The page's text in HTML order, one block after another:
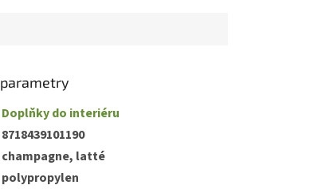
Doplňky do interiéru
8718439101190
champagne, latté
polypropylen